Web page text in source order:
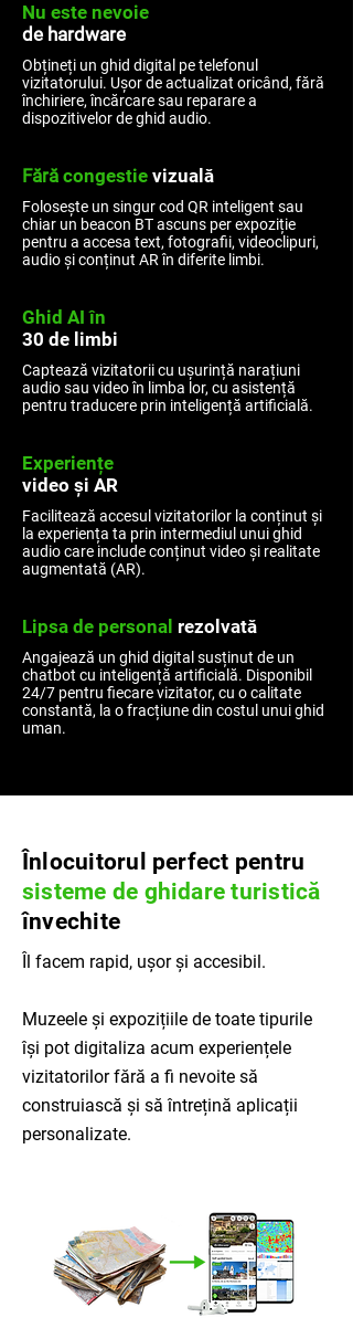
Nu este nevoie
de hardware
Obțineți un ghid digital pe telefonul
vizitatorului. Ușor de actualizat oricând, fără
închiriere, încărcare sau reparare a
dispozitivelor de ghid audio.
Fără congestie vizuală
Folosește un singur cod QR inteligent sau
chiar un beacon BT ascuns per expoziție
pentru a accesa text, fotografii, videoclipuri,
audio și conținut AR în diferite limbi.
Ghid AI în
30 de limbi
Captează vizitatorii cu ușurință narațiuni
audio sau video în limba lor, cu asistență
pentru traducere prin inteligență artificială.
Experiențe
video și AR
Facilitează accesul vizitatorilor la conținut și
la experiența ta prin intermediul unui ghid
audio care include conținut video și realitate
augmentată (AR).
Lipsa de personal rezolvată
Angajează un ghid digital susținut de un
chatbot cu inteligență artificială. Disponibil
24/7 pentru fiecare vizitator, cu o calitate
constantă, la o fracțiune din costul unui ghid
uman.
Înlocuitorul perfect pentru
sisteme de ghidare turistică
învechite
Îl facem rapid, ușor și accesibil.
Muzeele și expozițiile de toate tipurile
își pot digitaliza acum experiențele
vizitatorilor fără a fi nevoite să
construiască și să întrețină aplicații
personalizate.